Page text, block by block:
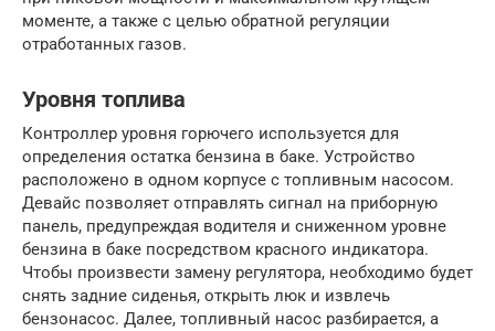
моменте, а также с целью обратной регуляции
отработанных газов.
Уровня топлива
Контроллер уровня горючего используется для
определения остатка бензина в баке. Устройство
расположено в одном корпусе с топливным насосом.
Девайс позволяет отправлять сигнал на приборную
панель, предупреждая водителя и сниженном уровне
бензина в баке посредством красного индикатора.
Чтобы произвести замену регулятора, необходимо будет
снять задние сиденья, открыть люк и извлечь
бензонасос. Далее, топливный насос разбирается, а